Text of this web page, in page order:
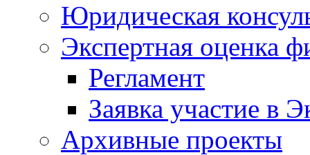
Юридическая
Экспертная оценка
Регламент
Заявка участие в
Архивные проекты